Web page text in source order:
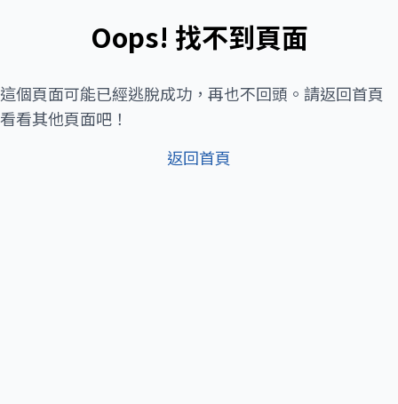
Oops! 找不到頁面
這個頁面可能已經逃脫成功，再也不回頭。請返回首頁
看看其他頁面吧！
返回首頁